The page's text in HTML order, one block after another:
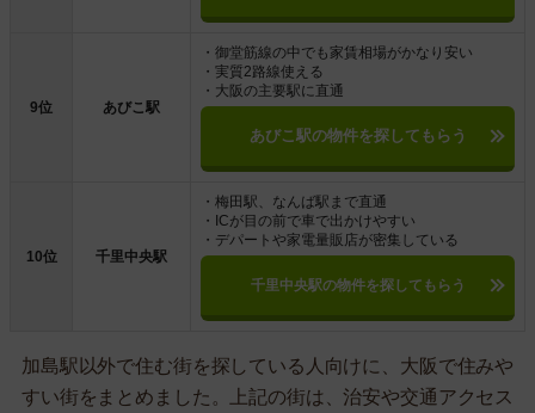
9位 あびこ駅
・御堂筋線の中でも家賃相場がかなり安い
・実質2路線使える
・大阪の主要駅に直通
あびこ駅の物件を探してもらう
10位 千里中央駅
・梅田駅、なんば駅まで直通
・ICが目の前で車で出かけやすい
・デパートや家電量販店が密集している
千里中央駅の物件を探してもらう
加島駅以外で住む街を探している人向けに、大阪で住みや
すい街をまとめました。上記の街は、治安や交通アクセス